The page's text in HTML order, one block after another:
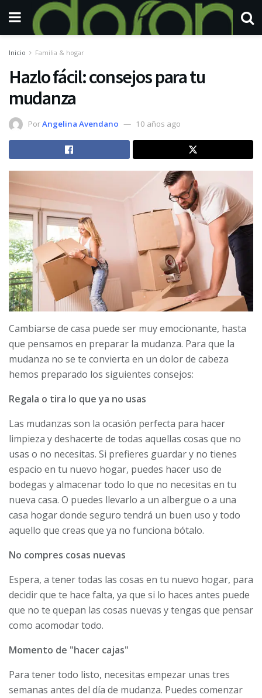
Inicio Familia & hogar
Hazlo fácil: consejos para tu
mudanza
PorAngelina Avendano 10 años ago
Cambiarse de casa puede ser muy emocionante, hasta
que pensamos en preparar la mudanza. Para que la
mudanza no se te convierta en un dolor de cabeza
hemos preparado los siguientes consejos:
Regala o tira lo que ya no usas
Las mudanzas son la ocasión perfecta para hacer
limpieza y deshacerte de todas aquellas cosas que no
usas o no necesitas. Si prefieres guardar y no tienes
espacio en tu nuevo hogar, puedes hacer uso de
bodegas y almacenar todo lo que no necesitas en tu
nueva casa. O puedes llevarlo a un albergue o a una
casa hogar donde seguro tendrá un buen uso y todo
aquello que creas que ya no funciona bótalo.
No compres cosas nuevas
Espera, a tener todas las cosas en tu nuevo hogar, para
decidir que te hace falta, ya que si lo haces antes puede
que no te quepan las cosas nuevas y tengas que pensar
como acomodar todo.
Momento de "hacer cajas"
Para tener todo listo, necesitas empezar unas tres
semanas antes del día de mudanza. Puedes comenzar